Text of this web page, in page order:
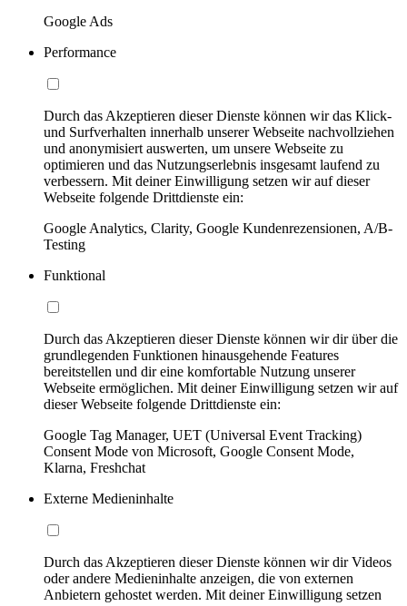
Google Ads
Performance
Durch das Akzeptieren dieser Dienste können wir das Klick-
und Surfverhalten innerhalb unserer Webseite nachvollziehen
und anonymisiert auswerten, um unsere Webseite zu
optimieren und das Nutzungserlebnis insgesamt laufend zu
verbessern. Mit deiner Einwilligung setzen wir auf dieser
Webseite folgende Drittdienste ein:
Google Analytics, Clarity, Google Kundenrezensionen, A/B-
Testing
Funktional
Durch das Akzeptieren dieser Dienste können wir dir über die
grundlegenden Funktionen hinausgehende Features
bereitstellen und dir eine komfortable Nutzung unserer
Webseite ermöglichen. Mit deiner Einwilligung setzen wir auf
dieser Webseite folgende Drittdienste ein:
Google Tag Manager, UET (Universal Event Tracking)
Consent Mode von Microsoft, Google Consent Mode,
Klarna, Freshchat
Externe Medieninhalte
Durch das Akzeptieren dieser Dienste können wir dir Videos
oder andere Medieninhalte anzeigen, die von externen
Anbietern gehostet werden. Mit deiner Einwilligung setzen